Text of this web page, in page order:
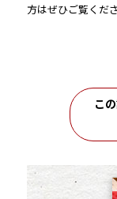
方はぜひご覧くださ
こ